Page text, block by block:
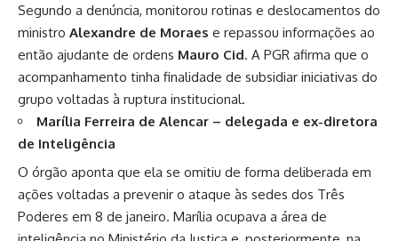
Segundo a denúncia, monitorou rotinas e deslocamentos do
ministro Alexandre de Moraes e repassou informações ao
então ajudante de ordens Mauro Cid. A PGR afirma que o
acompanhamento tinha finalidade de subsidiar iniciativas do
grupo voltadas à ruptura institucional.
Marília Ferreira de Alencar – delegada e ex-diretora
de Inteligência
O órgão aponta que ela se omitiu de forma deliberada em
ações voltadas a prevenir o ataque às sedes dos Três
Poderes em 8 de janeiro. Marília ocupava a área de